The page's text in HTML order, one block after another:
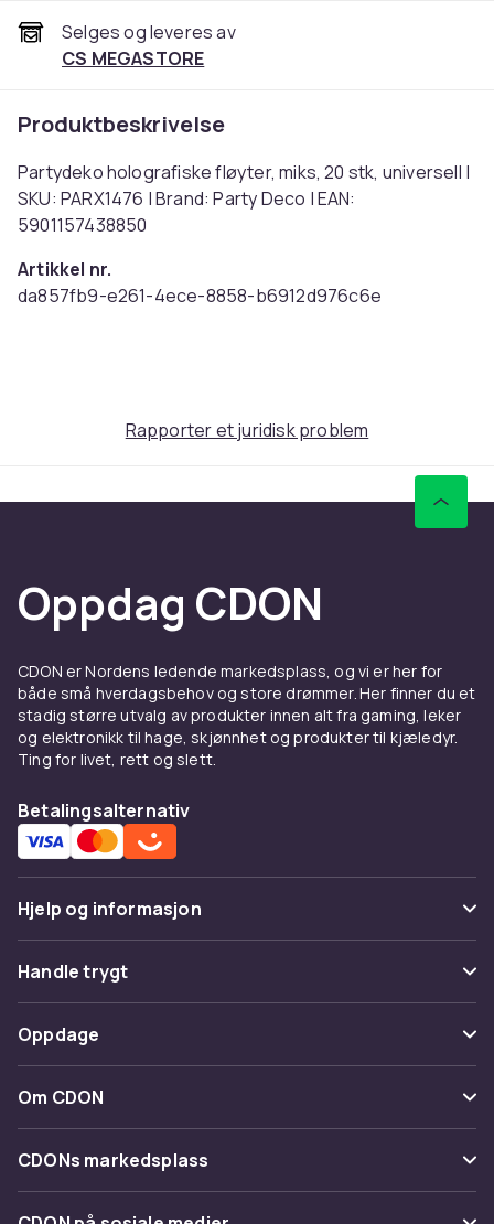
Selges og leveres av
CS MEGASTORE
Produktbeskrivelse
Partydeko holografiske fløyter, miks, 20 stk, universell |
SKU: PARX1476 | Brand: Party Deco | EAN:
5901157438850
Artikkel nr.
da857fb9-e261-4ece-8858-b6912d976c6e
Rapporter et juridisk problem
Oppdag CDON
CDON er Nordens ledende markedsplass, og vi er her for
både små hverdagsbehov og store drømmer. Her finner du et
stadig større utvalg av produkter innen alt fra gaming, leker
og elektronikk til hage, skjønnhet og produkter til kjæledyr.
Ting for livet, rett og slett.
Betalingsalternativ
Hjelp og informasjon
Vanlige spørsmål
Spor pakke
Angre & returner her
Kontakt oss
Handle trygt
Betaling
Levering
Tilbakekallinger
Oppdage
Kategorier
Varemerker
Om CDON
Om oss
Kundeanmeldelser
CDONs markedsplass
Merchant Help Center